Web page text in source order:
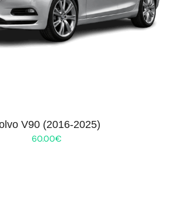
V90 (2016-2025)
60.00€